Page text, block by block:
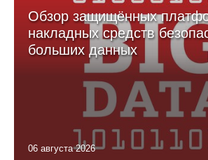
Обзор защищённых
накладных средств
больших данных
06 августа 2026